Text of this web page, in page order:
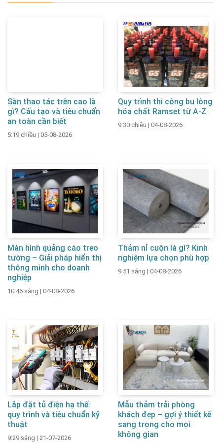
Sàn thao tác trên cao là
gì? Cấu tạo và tiêu chuẩn
an toàn cần biết
5:19 chiều | 05-08-2026
Quy trình thi công bu lông
hóa chất Ramset từ A-Z
9:30 chiều | 04-08-2026
Màn hình quảng cáo treo
tường – Giải pháp hiển thị
thông minh cho doanh
nghiệp
10:46 sáng | 04-08-2026
Thảm nỉ cuộn là gì? Kinh
nghiệm lựa chọn phù hợp
9:51 sáng | 04-08-2026
Lắp đặt tủ điện hạ thế:
quy trình và tiêu chuẩn kỹ
thuật
9:29 sáng | 21-07-2026
Mẫu thảm trải phòng
khách đẹp – gợi ý thiết kế
sang trọng cho mọi
không gian